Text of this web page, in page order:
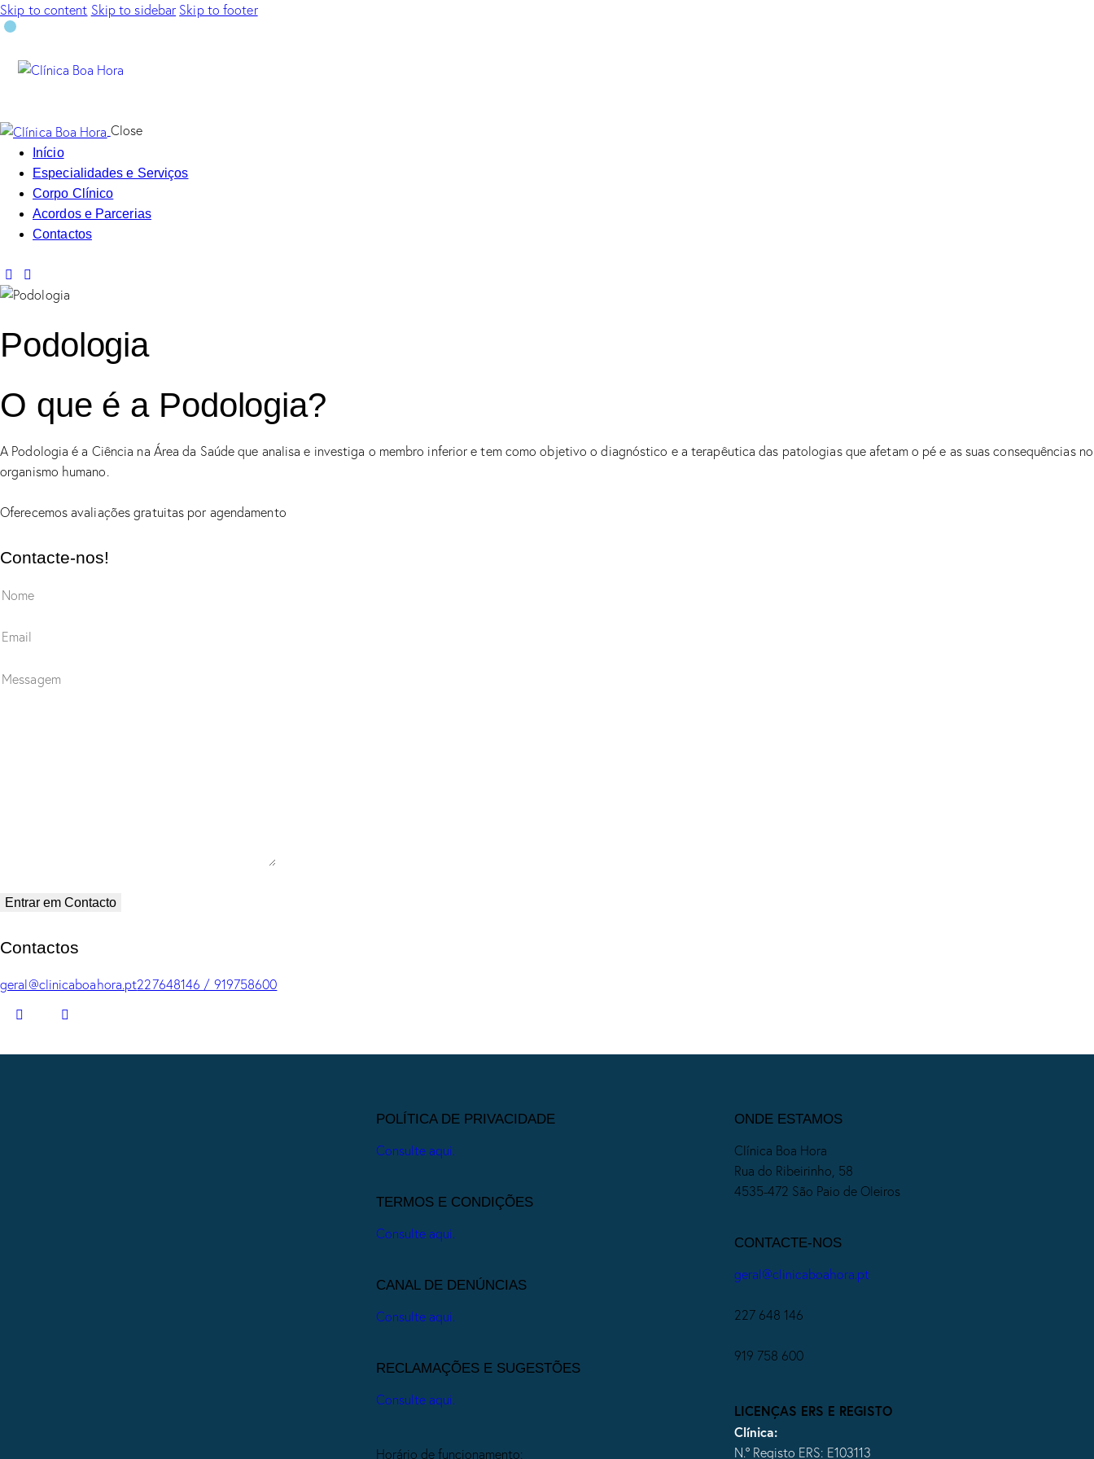
Skip to content Skip to sidebar Skip to footer
Close
Início
Especialidades e Serviços
Corpo Clínico
Acordos e Parcerias
Contactos
Podologia
O que é a Podologia?
A Podologia é a Ciência na Área da Saúde que analisa e investiga o membro inferior e tem como objetivo o diagnóstico e a terapêutica das patologias que afetam o pé e as suas consequências no
organismo humano.
Oferecemos avaliações gratuitas por agendamento
Contacte-nos!
Contactos
geral@clinicaboahora.pt227648146 / 919758600
POLÍTICA DE PRIVACIDADE
Consulte aqui.
TERMOS E CONDIÇÕES
Consulte aqui.
CANAL DE DENÚNCIAS
Consulte aqui.
RECLAMAÇÕES E SUGESTÕES
Consulte aqui.
Horário de funcionamento:
ONDE ESTAMOS
Clínica Boa Hora
Rua do Ribeirinho, 58
4535-472 São Paio de Oleiros
CONTACTE-NOS
geral@clinicaboahora.pt
227 648 146
919 758 600
LICENÇAS ERS E REGISTO
Clínica:
N.º Registo ERS: E103113